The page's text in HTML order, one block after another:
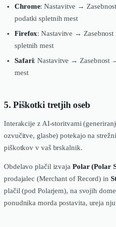
Chrome: Nastavitve →
podatki spletnih mest
Firefox: Nastavitve →
spletnih mest
Safari: Nastavitve → Zasebnost
mest
5. Piškotki tretjih oseb
Interakcije z AI-storitvami
ozvu­čitve, glasbe) potekajo na
piškotkov v vaš brskalnik.
Obdelavo plačil izvaja Polar (Polar
prodajalec (Merchant of Record) in
plačil (pod Polarjem), na svojih
ponudnika morda postavita, ureja